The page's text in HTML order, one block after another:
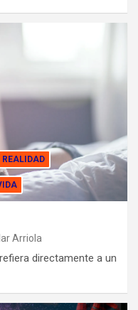
REALIDAD
Arriola
directamente a un